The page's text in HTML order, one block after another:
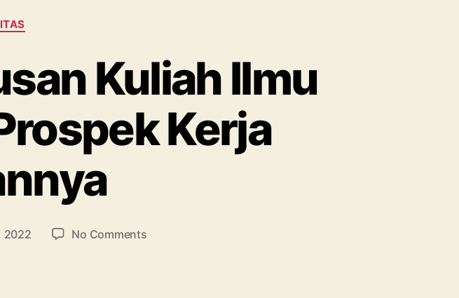
Kuliah Ilmu
Kerja
2022 No Commentson